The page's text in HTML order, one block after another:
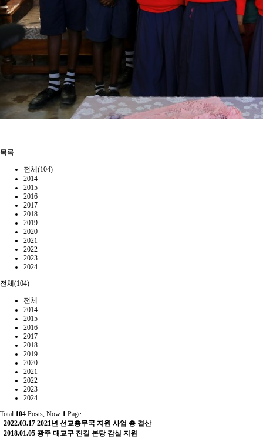
목록
전체(104)
2014
2015
2016
2017
2018
2019
2020
2021
2022
2023
2024
전체(104)
전체
2014
2015
2016
2017
2018
2019
2020
2021
2022
2023
2024
Total 104 Posts, Now 1 Page
2022.03.17 2021년 선교총무국 지원 사업 총 결산
2018.01.05 광주 대교구 진길 본당 감실 지원